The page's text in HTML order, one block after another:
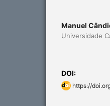
Manuel
Universidade
DOI:
https://